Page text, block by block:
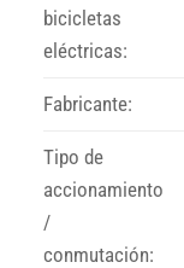
bicicletas
eléctricas:
Fabricante:
Tipo de
accionamiento
/
conmutación: